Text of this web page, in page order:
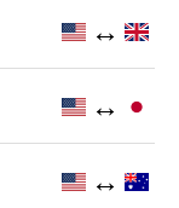
↔
↔
↔